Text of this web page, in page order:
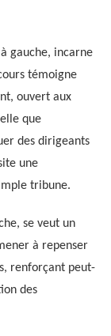
gauche, incarne
témoigne
ouvert aux
que
des dirigeants
une
tribune.
se veut un
à repenser
renforçant peut-
des